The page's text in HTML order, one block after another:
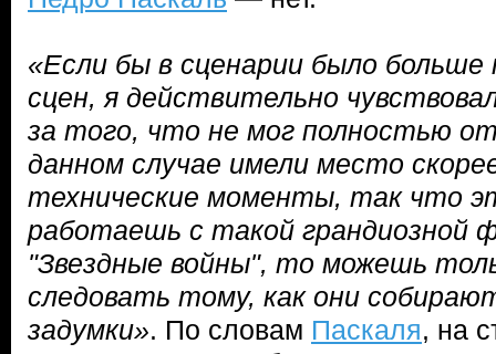
«Если бы в сценарии было больше
сцен, я действительно
за того, что не мог полностью
данном случае имели место
технические моменты, так что
работаешь с такой грандиозной
"Звездные войны", то можешь
следовать тому, как они
задумки». По словам Паскаля, на